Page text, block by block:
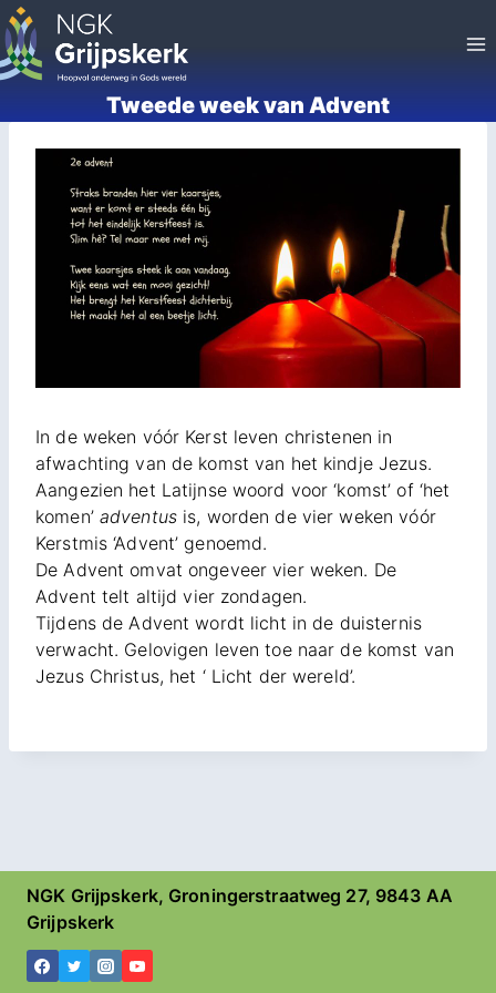
Doorgaan
naar
inhoud
Tweede week van Advent
In de weken vóór Kerst leven christenen in
afwachting van de komst van het kindje Jezus.
Aangezien het Latijnse woord voor ‘komst’ of ‘het
komen’ adventusis, worden de vier weken vóór
Kerstmis ‘Advent’ genoemd.
De Advent omvat ongeveer vier weken. De
Advent telt altijd vier zondagen.
Tijdens de Advent wordt licht in de duisternis
verwacht. Gelovigen leven toe naar de komst van
Jezus Christus, het ‘ Licht der wereld’.
NGK Grijpskerk, Groningerstraatweg 27, 9843 AA
Grijpskerk